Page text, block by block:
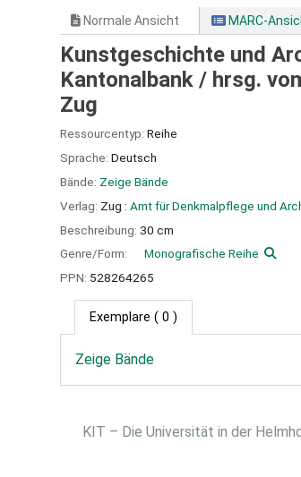
Normale Ansicht MARC-
Kunstgeschichte und
Kantonalbank / hrsg.
Zug
Ressourcentyp: Reihe
Sprache: Deutsch
Bände: Zeige Bände
Verlag: Zug : Amt für Denkmalpflege und
Beschreibung: 30 cm
Genre/Form:
Monografische Reihe
PPN: 528264265
Exemplare ( 0 )
Zeige Bände
KIT – Die Universität in der